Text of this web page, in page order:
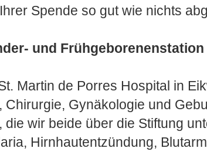
Spende so gut wie nichts
und Frühgeborenenstation
Martin de Porres Hospital in
Chirurgie, Gynäkologie und
wir beide über die Stiftung
Hirnhautentzündung,